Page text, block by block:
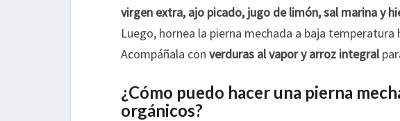
virgen extra, ajo picado, jugo de limón, sal marina y
Luego, hornea la pierna mechada a baja
Acompáñala con verduras al vapor y arroz integral
¿Cómo puedo hacer una pierna
orgánicos?